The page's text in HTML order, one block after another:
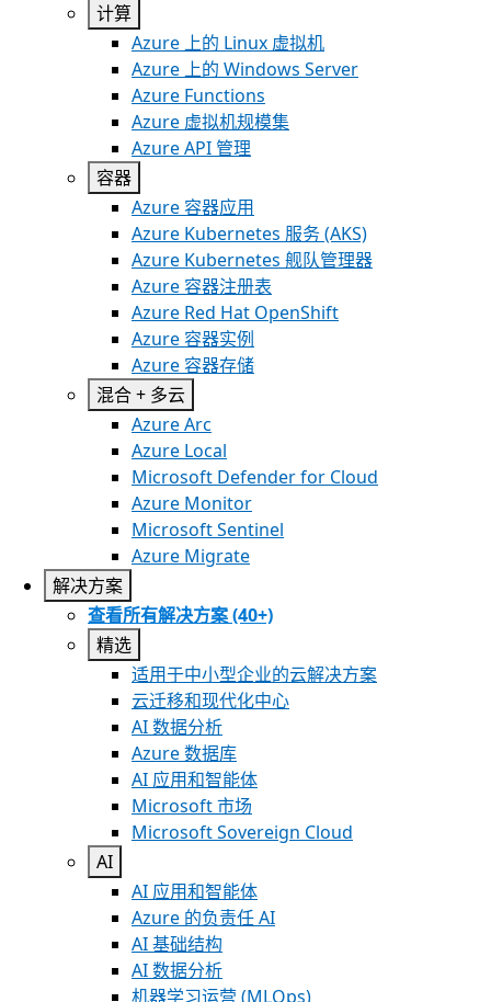
计算
Azure 上的 Linux 虚拟机
Azure 上的 Windows Server
Azure Functions
Azure 虚拟机规模集
Azure API 管理
容器
Azure 容器应用
Azure Kubernetes 服务 (AKS)
Azure Kubernetes 舰队管理器
Azure 容器注册表
Azure Red Hat OpenShift
Azure 容器实例
Azure 容器存储
混合 + 多云
Azure Arc​
Azure Local
Microsoft Defender for Cloud
Azure Monitor
Microsoft Sentinel
Azure Migrate
解决方案
查看所有解决方案 (40+)
精选
适用于中小型企业的云解决方案
云迁移和现代化中心
AI 数据分析
Azure 数据库
AI 应用和智能体
Microsoft 市场
Microsoft Sovereign Cloud
AI
AI 应用和智能体
Azure 的负责任 AI
AI 基础结构
AI 数据分析
机器学习运营 (MLOps)